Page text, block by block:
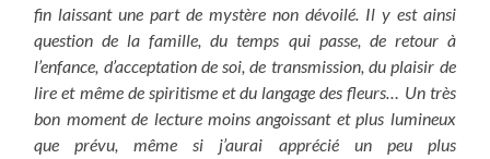
fin laissant une part de mystère non dévoilé. Il y est ainsi
question de la famille, du temps qui passe, de retour à
l’enfance, d’acceptation de soi, de transmission, du plaisir de
lire et même de spiritisme et du langage des fleurs… Un très
bon moment de lecture moins angoissant et plus lumineux
que prévu, même si j’aurai apprécié un peu plus